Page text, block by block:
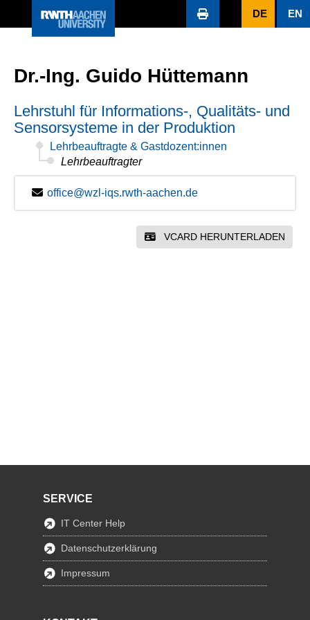
DE EN
Dr.-Ing. Guido Hüttemann
Lehrstuhl für Informations-, Qualitäts- und
Sensorsysteme in der Produktion
Lehrbeauftragte & Gastdozent:innen
Lehrbeauftragter
office@wzl-iqs.rwth-aachen.de
VCARD HERUNTERLADEN
SERVICE
IT Center Help
Datenschutzerklärung
Impressum